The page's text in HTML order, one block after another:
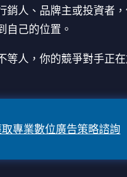
銷人、品牌主或投資者
自己的位置。
等人，你的競爭對手正
專業數位廣告策略諮詢